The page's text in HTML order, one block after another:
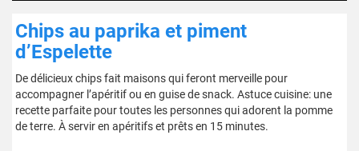
Chips au paprika et piment
d’Espelette
De délicieux chips fait maisons qui feront merveille pour
accompagner l’apéritif ou en guise de snack. Astuce cuisine: une
recette parfaite pour toutes les personnes qui adorent la pomme
de terre. À servir en apéritifs et prêts en 15 minutes.